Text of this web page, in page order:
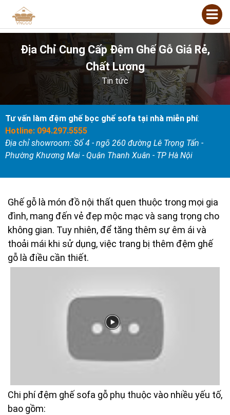
Địa Chỉ Cung Cấp Đệm Ghế Gỗ Giá Rẻ,
Chất Lượng
Tin tức
Tư vấn làm đệm ghế bọc ghế sofa tại nhà miễn phí:
Hotline: 094.297.5555
Địa chỉ showroom: Số 4 - ngõ 260 đường Lê Trọng Tấn -
Phường Khương Mai - Quận Thanh Xuân - TP Hà Nội
Ghế gỗ là món đồ nội thất quen thuộc trong mọi gia
đình, mang đến vẻ đẹp mộc mạc và sang trọng cho
không gian. Tuy nhiên, để tăng thêm sự êm ái và
thoải mái khi sử dụng, việc trang bị thêm đệm ghế
gỗ là điều cần thiết.
Chi phí đệm ghế sofa gỗ phụ thuộc vào nhiều yếu tố,
bao gồm: